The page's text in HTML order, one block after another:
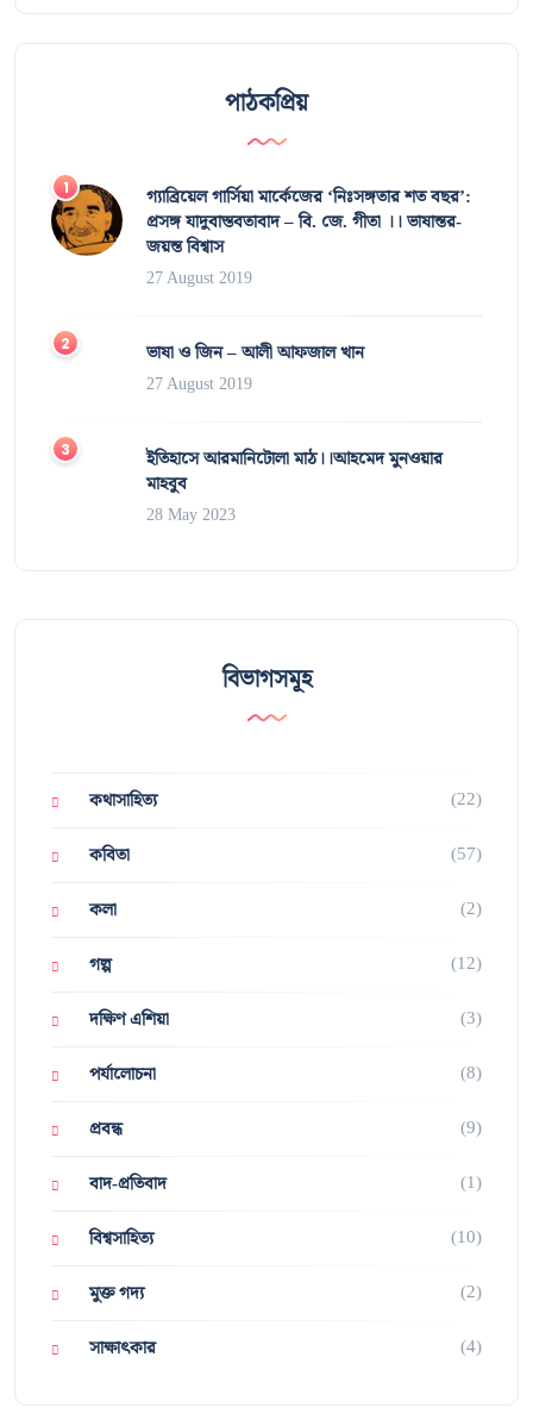
পাঠকপ্রিয়
গ্যাব্রিয়েল গার্সিয়া মার্কেজের ‘নিঃসঙ্গতার শত বছর’:
প্রসঙ্গ যাদুবাস্তবতাবাদ – বি. জে. গীতা ।। ভাষান্তর-
জয়ন্ত বিশ্বাস
27 August 2019
ভাষা ও জিন – আলী আফজাল খান
27 August 2019
ইতিহাসে আরমানিটোলা মাঠ।।আহমেদ মুনওয়ার
মাহবুব
28 May 2023
বিভাগসমূহ
কথাসাহিত্য (22)
কবিতা (57)
কলা (2)
গল্প (12)
দক্ষিণ এশিয়া (3)
পর্যালোচনা (8)
প্রবন্ধ (9)
বাদ-প্রতিবাদ (1)
বিশ্বসাহিত্য (10)
মুক্ত গদ্য (2)
সাক্ষাৎকার (4)